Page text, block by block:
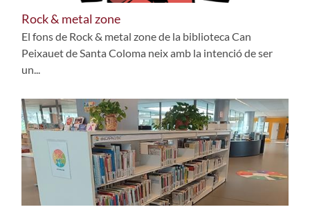
Rock & metal zone
El fons de Rock & metal zone de la biblioteca Can
Peixauet de Santa Coloma neix amb la intenció de ser
un...